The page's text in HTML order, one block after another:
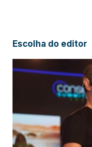
Escolha do editor